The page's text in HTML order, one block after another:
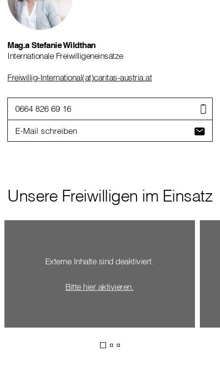
Mag.a Stefanie Wildthan
Internationale Freiwilligeneinsätze
Freiwillig-International(at)caritas-austria.at
0664 826 69 16
E-Mail schreiben
Unsere Freiwilligen im Einsatz
Externe Inhalte sind deaktiviert.
Bitte hier aktivieren.